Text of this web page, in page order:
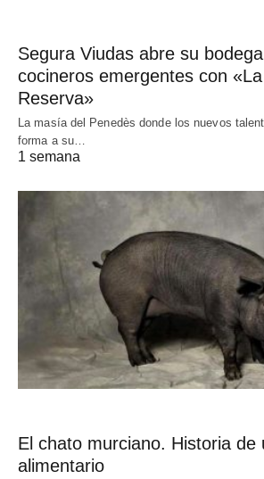
Segura Viudas abre su
cocineros emergentes con
Reserva»
La masía del Penedès donde los nuevos
forma a su…
1 semana
El chato murciano. Historia de
alimentario